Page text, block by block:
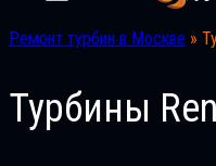
Ремонт турбин в Москве »
Турбины